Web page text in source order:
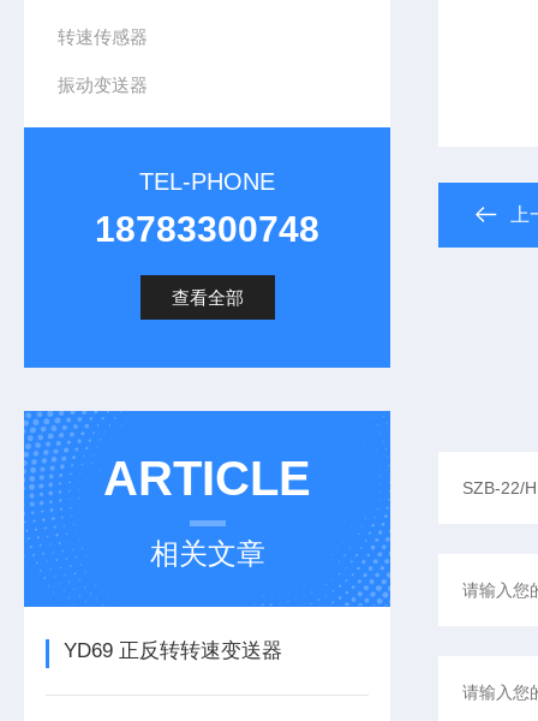
转速传感器
振动变送器
TEL-PHONE
18783300748
查看全部
ARTICLE
相关文章
YD69 正反转转速变送器